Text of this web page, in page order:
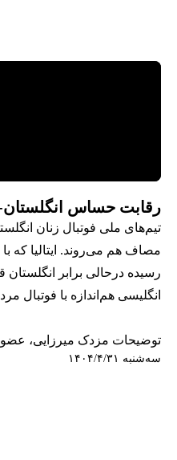
رقابت حساس انگلستان-
تیم‌های ملی فوتبال زنان
مصاف هم می‌روند. ایتالیا که
رسیده درحالی برابر
انگلیسی هم‌اندازه با فوتبال
توضیحات مزدک میرزایی، عضو
سه‌شنبه ۱۴۰۴/۴/۳۱